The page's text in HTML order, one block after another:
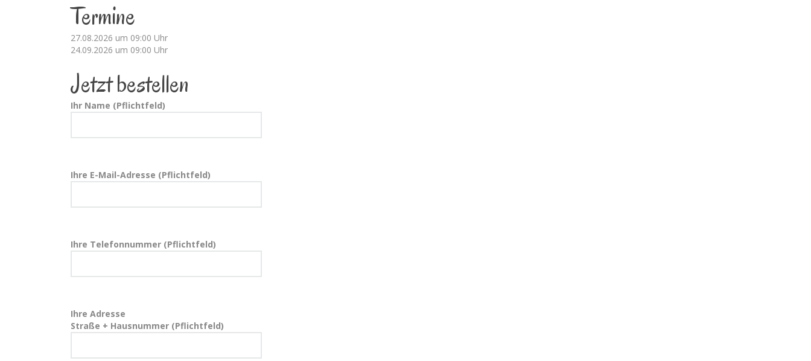
Termine
27.08.2026 um 09:00 Uhr
24.09.2026 um 09:00 Uhr
Jetzt bestellen
Ihr Name (Pflichtfeld)
Ihre E-Mail-Adresse (Pflichtfeld)
Ihre Telefonnummer (Pflichtfeld)
Ihre Adresse
Straße + Hausnummer (Pflichtfeld)